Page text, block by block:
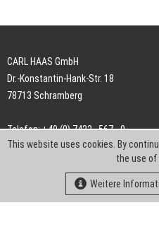
CARL HAAS GmbH
Dr.-Konstantin-Hank-Str. 18
78713 Schramberg
Telefon: +49 (0) 7422 . 567 - 0
Telefax: +49 (0) 7422 . 567 - 239
info-ch@kern-liebers.com
This website uses cookies. By
the use of
Weitere